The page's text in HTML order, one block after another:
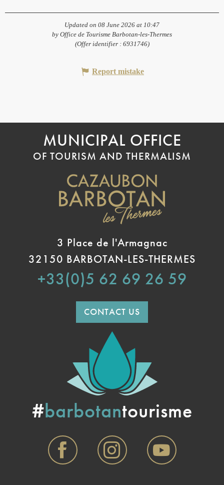
Updated on 08 June 2026 at 10:47
by Office de Tourisme Barbotan-les-Thermes
(Offer identifier : 6931746)
Report mistake
MUNICIPAL OFFICE
OF TOURISM AND THERMALISM
3 Place de l'Armagnac
32150 BARBOTAN-LES-THERMES
+33(0)5 62 69 26 59
CONTACT US
#barbotantourisme